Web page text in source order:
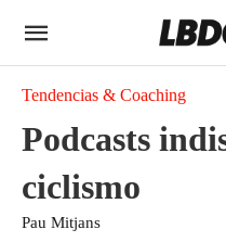
Tendencias & Coaching
Podcasts
ciclismo
Pau Mitjans